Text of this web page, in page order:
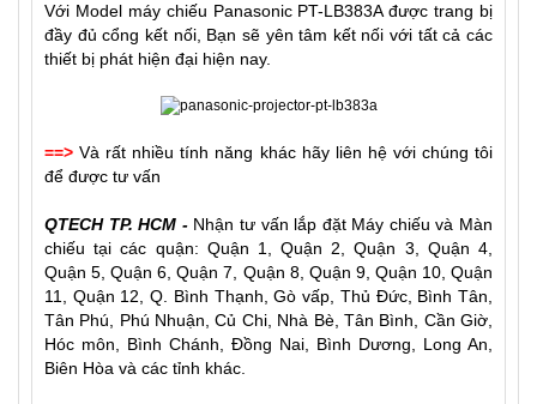
Với Model máy chiếu Panasonic PT-LB383A được trang bị
đầy đủ cổng kết nối, Bạn sẽ yên tâm kết nối với tất cả các
thiết bị phát hiện đại hiện nay.
==> Và rất nhiều tính năng khác hãy liên hệ với chúng tôi
để được tư vấn
QTECH TP. HCM - Nhận tư vấn lắp đặt Máy chiếu và Màn
chiếu tại các quận: Quận 1, Quận 2, Quận 3, Quận 4,
Quận 5, Quận 6, Quận 7, Quận 8, Quận 9, Quận 10, Quận
11, Quận 12, Q. Bình Thạnh, Gò vấp, Thủ Đức, Bình Tân,
Tân Phú, Phú Nhuận, Củ Chi, Nhà Bè, Tân Bình, Cần Giờ,
Hóc môn, Bình Chánh, Đồng Nai, Bình Dương, Long An,
Biên Hòa và các tỉnh khác.